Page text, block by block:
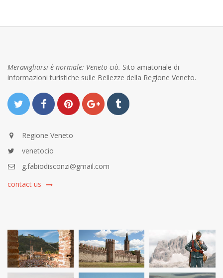
Meravigliarsi è normale: Veneto ciò. Sito amatoriale di
informazioni turistiche sulle Bellezze della Regione Veneto.
Regione Veneto
venetocio
g.fabiodisconzi@gmail.com
contact us